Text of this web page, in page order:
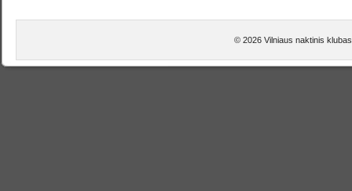
© 2026 Vilniaus naktinis